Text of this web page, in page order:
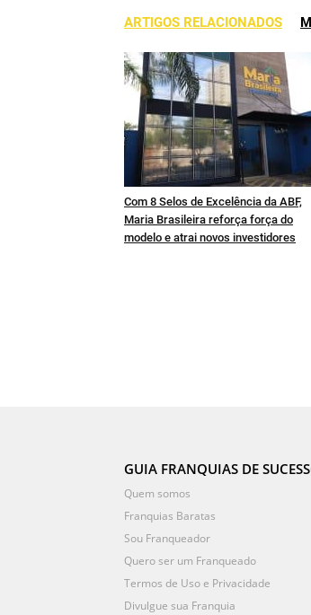
ARTIGOS RELACIONADOS
Com 8 Selos de Excelência da ABF,
Maria Brasileira reforça força do
modelo e atrai novos investidores
GUIA FRANQUIAS DE
Quem somos
Franquias Baratas
Sou Franqueador
Quero ser um Franqueado
Termos de Uso e Privacidade
Divulgue sua Franquia